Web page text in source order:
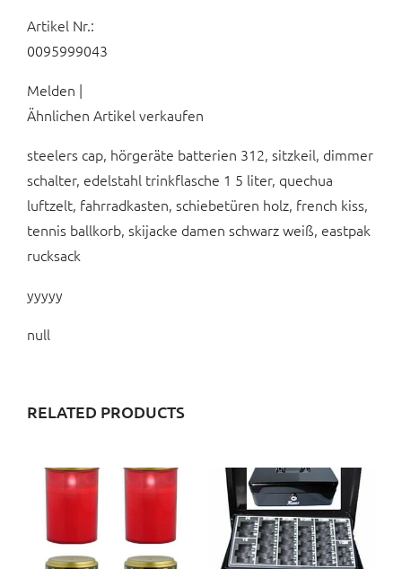
Artikel Nr.:
0095999043
Melden |
Ähnlichen Artikel verkaufen
steelers cap, hörgeräte batterien 312, sitzkeil, dimmer
schalter, edelstahl trinkflasche 1 5 liter, quechua
luftzelt, fahrradkasten, schiebetüren holz, french kiss,
tennis ballkorb, skijacke damen schwarz weiß, eastpak
rucksack
yyyyy
null
RELATED PRODUCTS